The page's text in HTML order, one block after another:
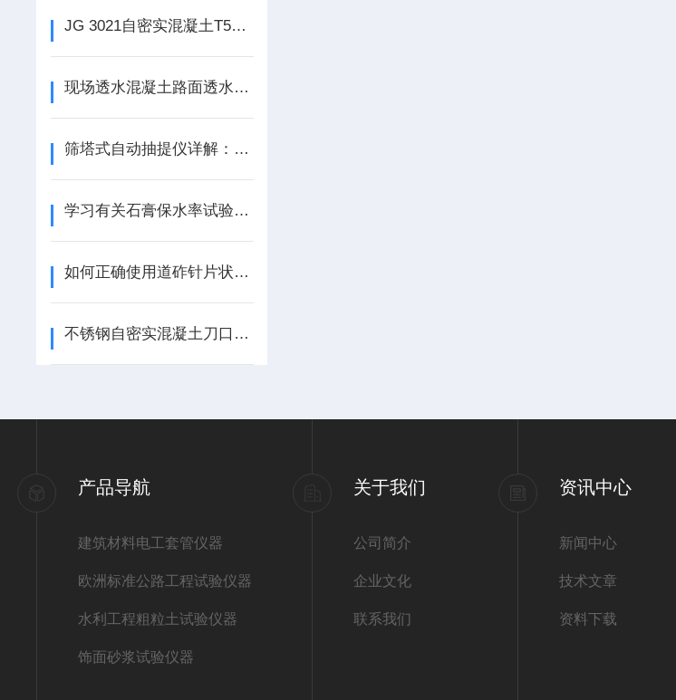
JG 3021自密实混凝土T50坍落扩展度测定仪
现场透水混凝土路面透水系数试验仪试验方法
筛塔式自动抽提仪详解：原理、应用与实验室高效选型指南
学习有关石膏保水率试验仪的知识
如何正确使用道砟针片状规准仪
不锈钢自密实混凝土刀口约束早期开裂试验设备混凝土刀口模具
产品导航
建筑材料电工套管仪器
欧洲标准公路工程试验仪器
水利工程粗粒土试验仪器
饰面砂浆试验仪器
关于我们
公司简介
企业文化
联系我们
资讯中心
新闻中心
技术文章
资料下载